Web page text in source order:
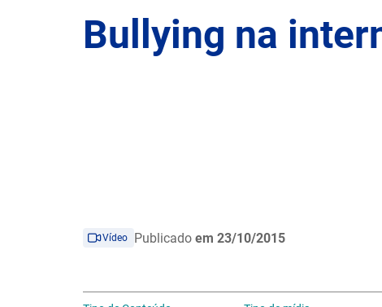
Bullying na
Vídeo Publicado em 23/10/2015